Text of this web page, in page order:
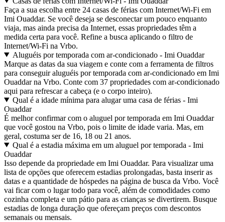
Faça a sua escolha entre 24 casas de férias com Internet/Wi-Fi em
Imi Ouaddar. Se você deseja se desconectar um pouco enquanto
viaja, mas ainda precisa da Internet, essas propriedades têm a
medida certa para você. Refine a busca aplicando o filtro de
Internet/Wi-Fi na Vrbo.
Aluguéis por temporada com ar-condicionado - Imi Ouaddar
Marque as datas da sua viagem e conte com a ferramenta de filtros
para conseguir aluguéis por temporada com ar-condicionado em Imi
Ouaddar na Vrbo. Conte com 37 propriedades com ar-condicionado
aqui para refrescar a cabeça (e o corpo inteiro).
Qual é a idade mínima para alugar uma casa de férias - Imi
Ouaddar
É melhor confirmar com o aluguel por temporada em Imi Ouaddar
que você gostou na Vrbo, pois o limite de idade varia. Mas, em
geral, costuma ser de 16, 18 ou 21 anos.
Qual é a estadia máxima em um aluguel por temporada - Imi
Ouaddar
Isso depende da propriedade em Imi Ouaddar. Para visualizar uma
lista de opções que oferecem estadias prolongadas, basta inserir as
datas e a quantidade de hóspedes na página de busca da Vrbo. Você
vai ficar com o lugar todo para você, além de comodidades como
cozinha completa e um pátio para as crianças se divertirem. Busque
estadias de longa duração que ofereçam preços com descontos
semanais ou mensais.